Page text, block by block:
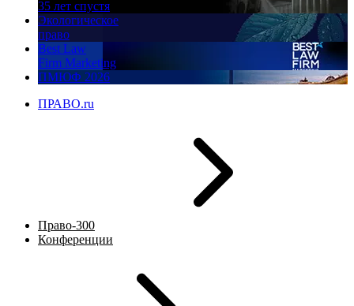
35 лет спустя
Экологическое
право
Best Law
Firm Marketing
ПМЮФ 2026
ПРАВО.ru
Право-300
Конференции